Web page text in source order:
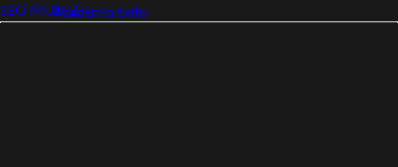
SEO MUNIZ
Link112Academia êxito